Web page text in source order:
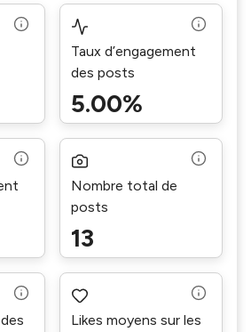
Taux d’engagement
des posts
5.00%
Nombre total de
posts
13
Likes moyens sur les